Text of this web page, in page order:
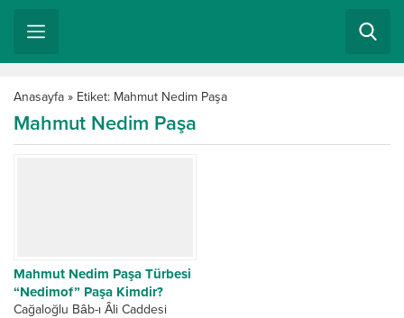
Anasayfa » Etiket: Mahmut Nedim Paşa
Mahmut Nedim Paşa
Mahmut Nedim Paşa Türbesi
“Nedimof” Paşa Kimdir?
Cağaloğlu Bâb-ı Âli Caddesi